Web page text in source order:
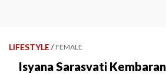
LIFESTYLE / FEMALE
Isyana Sarasvati